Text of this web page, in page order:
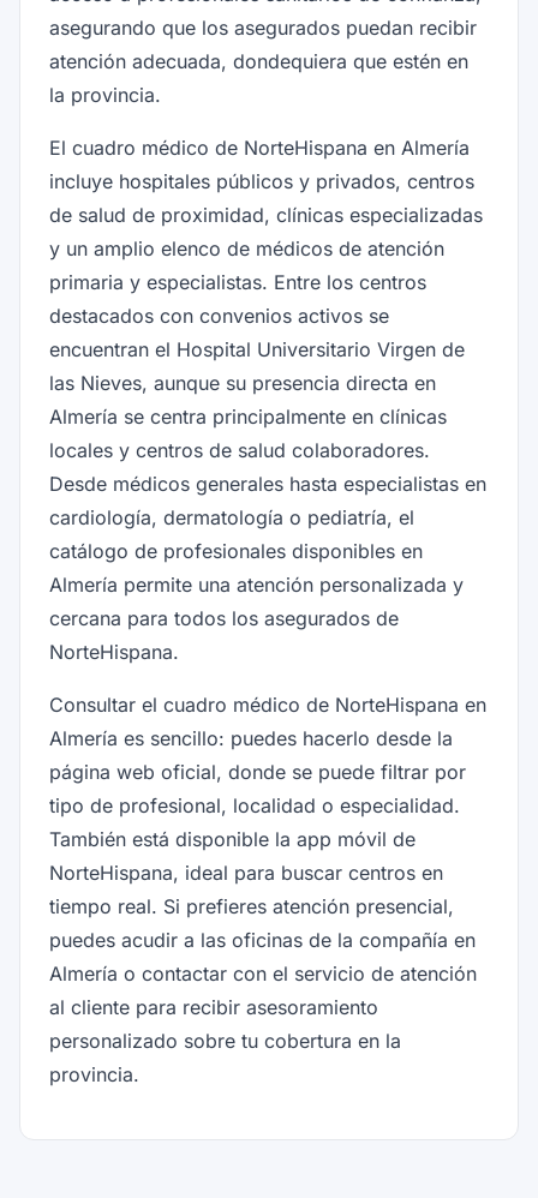
asegurando que los asegurados puedan recibir
atención adecuada, dondequiera que estén en
la provincia.
El cuadro médico de NorteHispana en Almería
incluye hospitales públicos y privados, centros
de salud de proximidad, clínicas especializadas
y un amplio elenco de médicos de atención
primaria y especialistas. Entre los centros
destacados con convenios activos se
encuentran el Hospital Universitario Virgen de
las Nieves, aunque su presencia directa en
Almería se centra principalmente en clínicas
locales y centros de salud colaboradores.
Desde médicos generales hasta especialistas en
cardiología, dermatología o pediatría, el
catálogo de profesionales disponibles en
Almería permite una atención personalizada y
cercana para todos los asegurados de
NorteHispana.
Consultar el cuadro médico de NorteHispana en
Almería es sencillo: puedes hacerlo desde la
página web oficial, donde se puede filtrar por
tipo de profesional, localidad o especialidad.
También está disponible la app móvil de
NorteHispana, ideal para buscar centros en
tiempo real. Si prefieres atención presencial,
puedes acudir a las oficinas de la compañía en
Almería o contactar con el servicio de atención
al cliente para recibir asesoramiento
personalizado sobre tu cobertura en la
provincia.